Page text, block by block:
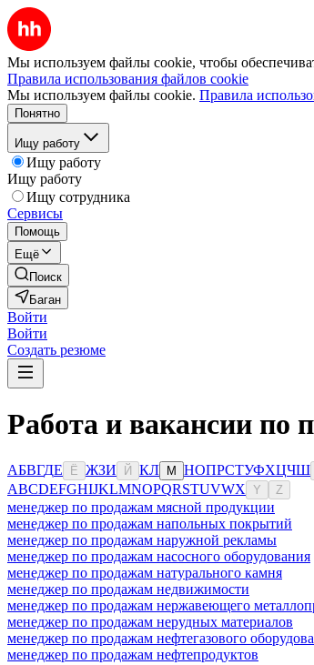
Мы используем файлы cookie, чтобы
Правила использования файлов cookie
Мы используем файлы cookie. Правила
Понятно
Ищу работу
Ищу работу
Ищу работу
Ищу сотрудника
Сервисы
Помощь
Ещё
Поиск
Баган
Войти
Войти
Создать резюме
Работа и вакансии по
АБВГДЕ Ё ЖЗИ Й КЛ М НОПРСТУФХЦЧШ
ABCDEFGHIJKLMNOPQRSTUVWX Y Z
менеджер по продажам мясной продукции
менеджер по продажам напольных покрытий
менеджер по продажам наружной рекламы
менеджер по продажам насосного оборудования
менеджер по продажам натурального камня
менеджер по продажам недвижимости
менеджер по продажам нержавеющего
менеджер по продажам нерудных материалов
менеджер по продажам нефтегазового
менеджер по продажам нефтепродуктов